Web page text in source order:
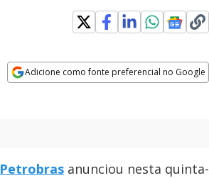
Adicione como fonte preferencial no Google
Petrobras anunciou nesta quinta-